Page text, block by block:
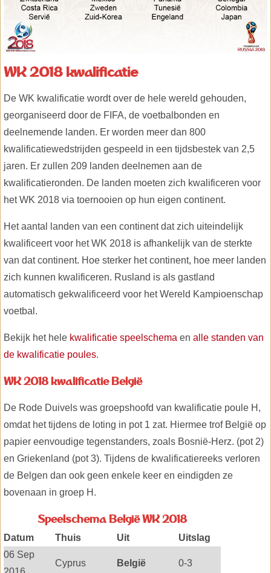
WK 2018 kwalificatie
De WK kwalificatie wordt over de hele wereld gehouden,
georganiseerd door de FIFA, de voetbalbonden en
deelnemende landen. Er worden meer dan 800
kwalificatiewedstrijden gespeeld in een tijdsbestek van 2,5
jaren. Er zullen 209 landen deelnemen aan de
kwalificatieronden. De landen moeten zich kwalificeren voor
het WK 2018 via toernooien op hun eigen continent.
Het aantal landen van een continent dat zich uiteindelijk
kwalificeert voor het WK 2018 is afhankelijk van de sterkte
van dat continent. Hoe sterker het continent, hoe meer landen
zich kunnen kwalificeren. Rusland is als gastland
automatisch gekwalificeerd voor het Wereld Kampioenschap
voetbal.
Bekijk het hele kwalificatie speelschema en alle standen van
de kwalificatie poules.
WK 2018 kwalificatie België
De Rode Duivels was groepshoofd van kwalificatie poule H,
omdat het tijdens de loting in pot 1 zat. Hiermee trof België op
papier eenvoudige tegenstanders, zoals Bosnië-Herz. (pot 2)
en Griekenland (pot 3). Tijdens de kwalificatiereeks verloren
de Belgen dan ook geen enkele keer en eindigden ze
bovenaan in groep H.
Speelschema België WK 2018
Datum Thuis Uit
Uitslag
06 Sep
Cyprus België 0-3